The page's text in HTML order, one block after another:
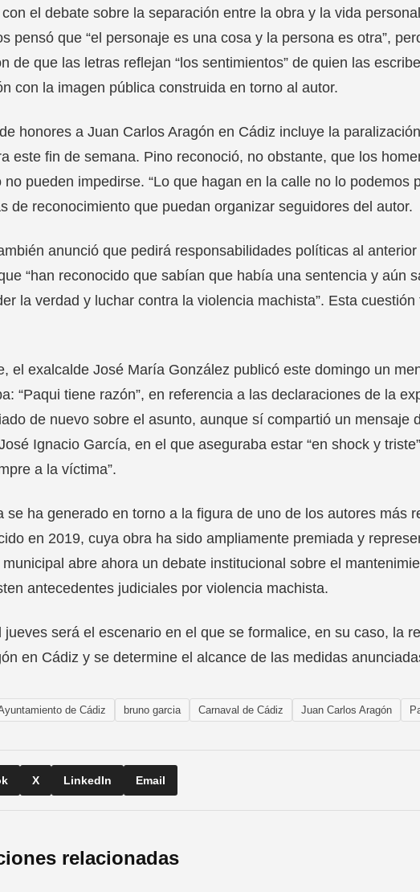
el debate sobre la separación entre la obra y la vida
pensó que “el personaje es una cosa y la persona es otra”,
de que las letras reflejan “los sentimientos” de quien las
con la imagen pública construida en torno al autor.
honores a Juan Carlos Aragón en Cádiz incluye la
este fin de semana. Pino reconoció, no obstante, que los
no pueden impedirse. “Lo que hagan en la calle no lo podemos
de reconocimiento que puedan organizar seguidores del autor.
anunció que pedirá responsabilidades políticas al
“han reconocido que sabían que había una sentencia y aún
la verdad y luchar contra la violencia machista”. Esta
el exalcalde José María González publicó este domingo un
“Paqui tiene razón”, en referencia a las declaraciones de la
de nuevo sobre el asunto, aunque sí compartió un mensaje
Ignacio García, en el que aseguraba estar “en shock y
a la víctima”.
se ha generado en torno a la figura de uno de los autores más
en 2019, cuya obra ha sido ampliamente premiada y
abre ahora un debate institucional sobre el
antecedentes judiciales por violencia machista.
jueves será el escenario en el que se formalice, en su caso, la
en Cádiz y se determine el alcance de las medidas
de Cádiz bruno garcia Carnaval de Cádiz Juan Carlos Aragón
X LinkedIn Email
relacionadas